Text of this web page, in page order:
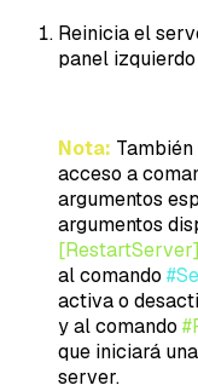
Reinicia el
panel
Nota:
acceso a
argumentos
argumentos
[RestartServer]
al comando
activa o
y al comando
que iniciará
server.